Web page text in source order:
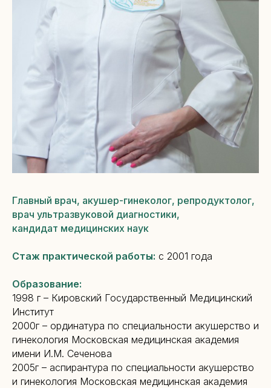
Главный врач, акушер-гинеколог, репродуктолог,
врач ультразвуковой диагностики,
кандидат медицинских наук
Стаж практической работы: с 2001 года
Образование:
1998 г – Кировский Государственный Медицинский
Институт
2000г – ординатура по специальности акушерство и
гинекология Московская медицинская академия
имени И.М. Сеченова
2005г – аспирантура по специальности акушерство
и гинекология Московская медицинская академия